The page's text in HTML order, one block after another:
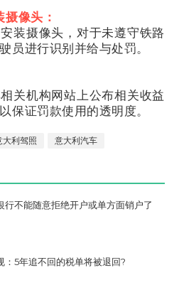
像头：
装摄像头，对于未遵守铁路
员进行识别并给与处罚。
关机构网站上公布相关收益
保证罚款使用的透明度。
大利驾照 意大利汽车
行不能随意拒绝开户或单方面销户了
：5年追不回的税单将被退回?